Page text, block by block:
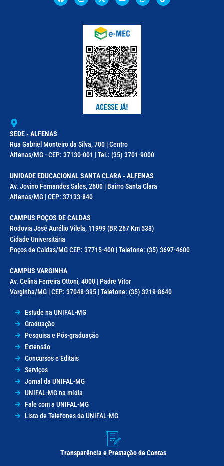
SEDE - ALFENAS
Rua Gabriel Monteiro da Silva, 700 | Centro
Alfenas/MG - CEP: 37130-001 | Tel.: (35) 3701-9000
UNIDADE EDUCACIONAL SANTA CLARA - ALFENAS
Av. Jovino Fernandes Sales, 2600 | Bairro Santa Clara
Alfenas/MG | CEP: 37133-840
CAMPUS POÇOS DE CALDAS
Rodovia José Aurélio Vilela, 11999 (BR 267 Km 533)
Cidade Universitária
Poços de Caldas/MG CEP: 37715-400 | Telefone: (35) 3697-4600
CAMPUS VARGINHA
Av. Celina Ferreira Ottoni, 4000 | Padre Vitor
Varginha/MG | CEP: 37048-395 | Telefone: (35) 3219-8640
Estude na UNIFAL-MG
Graduação
Pesquisa e Pós-graduação
Extensão
Concursos e Editais
Serviços
Jornal da UNIFAL-MG
UNIFAL-MG na mídia
Fale com a UNIFAL-MG
Lista de Telefones da UNIFAL-MG
Transparência e Prestação de Contas